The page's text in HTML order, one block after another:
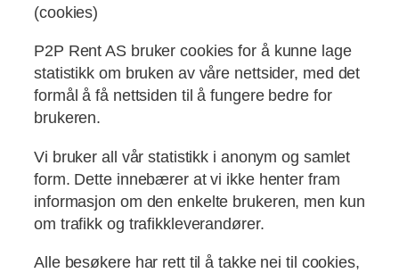
(cookies)
P2P Rent AS bruker cookies for å kunne lage
statistikk om bruken av våre nettsider, med det
formål å få nettsiden til å fungere bedre for
brukeren.
Vi bruker all vår statistikk i anonym og samlet
form. Dette innebærer at vi ikke henter fram
informasjon om den enkelte brukeren, men kun
om trafikk og trafikkleverandører.
Alle besøkere har rett til å takke nei til cookies,